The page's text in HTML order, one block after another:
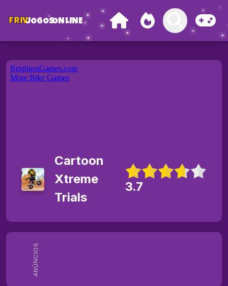
FRIVJOGOSONLINE
ANÚNCIOS
Cartoon
Xtreme
Trials
3.7